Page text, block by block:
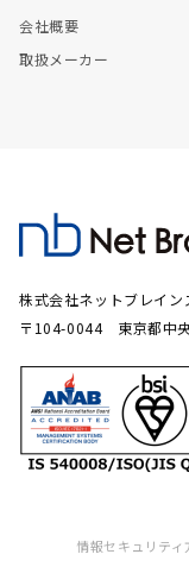
会社概要
取扱メーカー
株式会社ネットブレイン
〒104-0044 東京都中
情報セキュリティ